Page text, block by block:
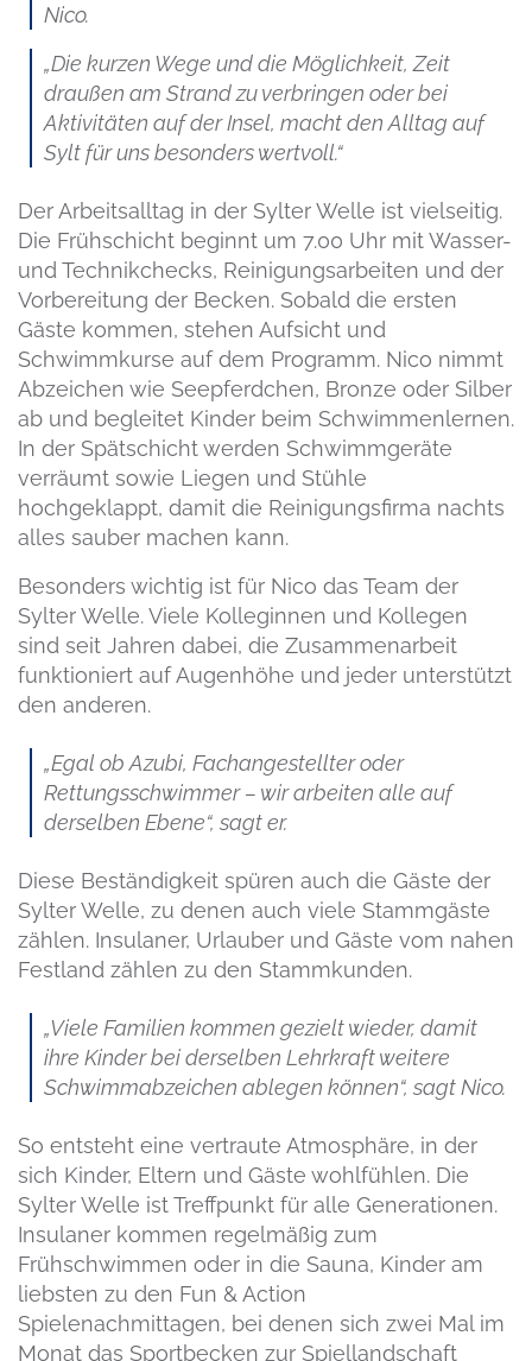
Nico.
„Die kurzen Wege und die Möglichkeit, Zeit
draußen am Strand zu verbringen oder bei
Aktivitäten auf der Insel, macht den Alltag auf
Sylt für uns besonders wertvoll.“
Der Arbeitsalltag in der Sylter Welle ist vielseitig.
Die Frühschicht beginnt um 7.00 Uhr mit Wasser-
und Technikchecks, Reinigungsarbeiten und der
Vorbereitung der Becken. Sobald die ersten
Gäste kommen, stehen Aufsicht und
Schwimmkurse auf dem Programm. Nico nimmt
Abzeichen wie Seepferdchen, Bronze oder Silber
ab und begleitet Kinder beim Schwimmenlernen.
In der Spätschicht werden Schwimmgeräte
verräumt sowie Liegen und Stühle
hochgeklappt, damit die Reinigungsfirma nachts
alles sauber machen kann.
Besonders wichtig ist für Nico das Team der
Sylter Welle. Viele Kolleginnen und Kollegen
sind seit Jahren dabei, die Zusammenarbeit
funktioniert auf Augenhöhe und jeder unterstützt
den anderen.
„Egal ob Azubi, Fachangestellter oder
Rettungsschwimmer – wir arbeiten alle auf
derselben Ebene“, sagt er.
Diese Beständigkeit spüren auch die Gäste der
Sylter Welle, zu denen auch viele Stammgäste
zählen. Insulaner, Urlauber und Gäste vom nahen
Festland zählen zu den Stammkunden.
„Viele Familien kommen gezielt wieder, damit
ihre Kinder bei derselben Lehrkraft weitere
Schwimmabzeichen ablegen können“, sagt Nico.
So entsteht eine vertraute Atmosphäre, in der
sich Kinder, Eltern und Gäste wohlfühlen. Die
Sylter Welle ist Treffpunkt für alle Generationen.
Insulaner kommen regelmäßig zum
Frühschwimmen oder in die Sauna, Kinder am
liebsten zu den Fun & Action
Spielenachmittagen, bei denen sich zwei Mal im
Monat das Sportbecken zur Spiellandschaft